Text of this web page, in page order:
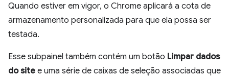
Quando estiver em vigor, o Chrome aplicará a cota de
armazenamento personalizada para que ela possa ser
testada.
Esse subpainel também contém um botão Limpar dados
do site e uma série de caixas de seleção associadas que